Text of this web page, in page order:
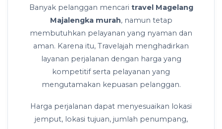
Banyak pelanggan mencari travel Magelang
Majalengka murah, namun tetap
membutuhkan pelayanan yang nyaman dan
aman. Karena itu, Travelajah menghadirkan
layanan perjalanan dengan harga yang
kompetitif serta pelayanan yang
mengutamakan kepuasan pelanggan.
Harga perjalanan dapat menyesuaikan lokasi
jemput, lokasi tujuan, jumlah penumpang,